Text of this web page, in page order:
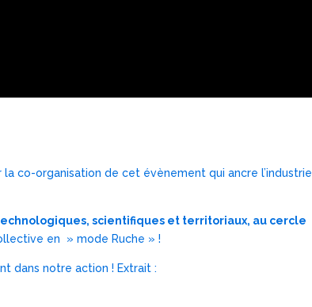
la co-organisation de cet évènement qui ancre l’industrie
scientifiques et territoriaux, au cercle
en » mode Ruche » !
dans notre action ! Extrait :